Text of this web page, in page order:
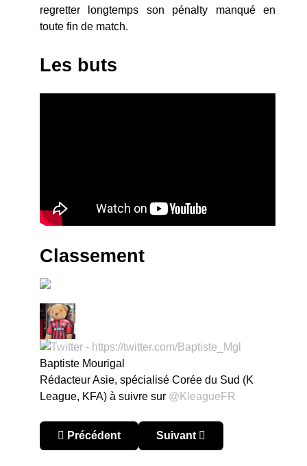
regretter longtemps son pénalty manqué en
toute fin de match.
Les buts
Classement
Baptiste Mourigal
Rédacteur Asie, spécialisé Corée du Sud (K
League, KFA) à suivre sur @KleagueFR
Article précédent : Corée du Sud – K League
Précédent Article suivant : Corée du
Suivant